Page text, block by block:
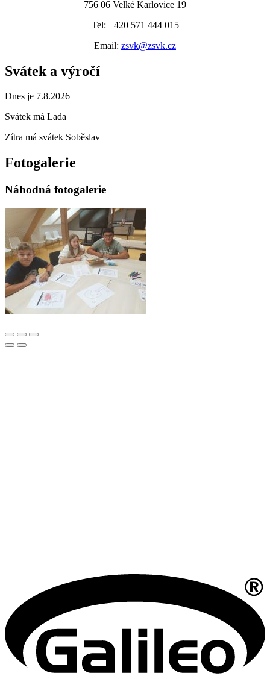
756 06 Velké Karlovice 19
Tel: +420 571 444 015
Email: zsvk@zsvk.cz
Svátek a výročí
Dnes je 7.8.2026
Svátek má Lada
Zítra má svátek Soběslav
Fotogalerie
Náhodná fotogalerie